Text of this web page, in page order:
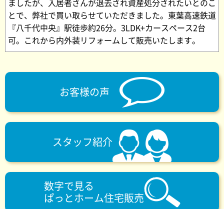
ましたが、入居者さんが退去され資産処分されたいとのこ
とで、弊社で買い取らせていただきました。東葉高速鉄道
『八千代中央』駅徒歩約26分。3LDK+カースペース2台
可。これから内外装リフォームして販売いたします。
お客様の声
スタッフ紹介
数字で見る
ぱっとホーム住宅販売